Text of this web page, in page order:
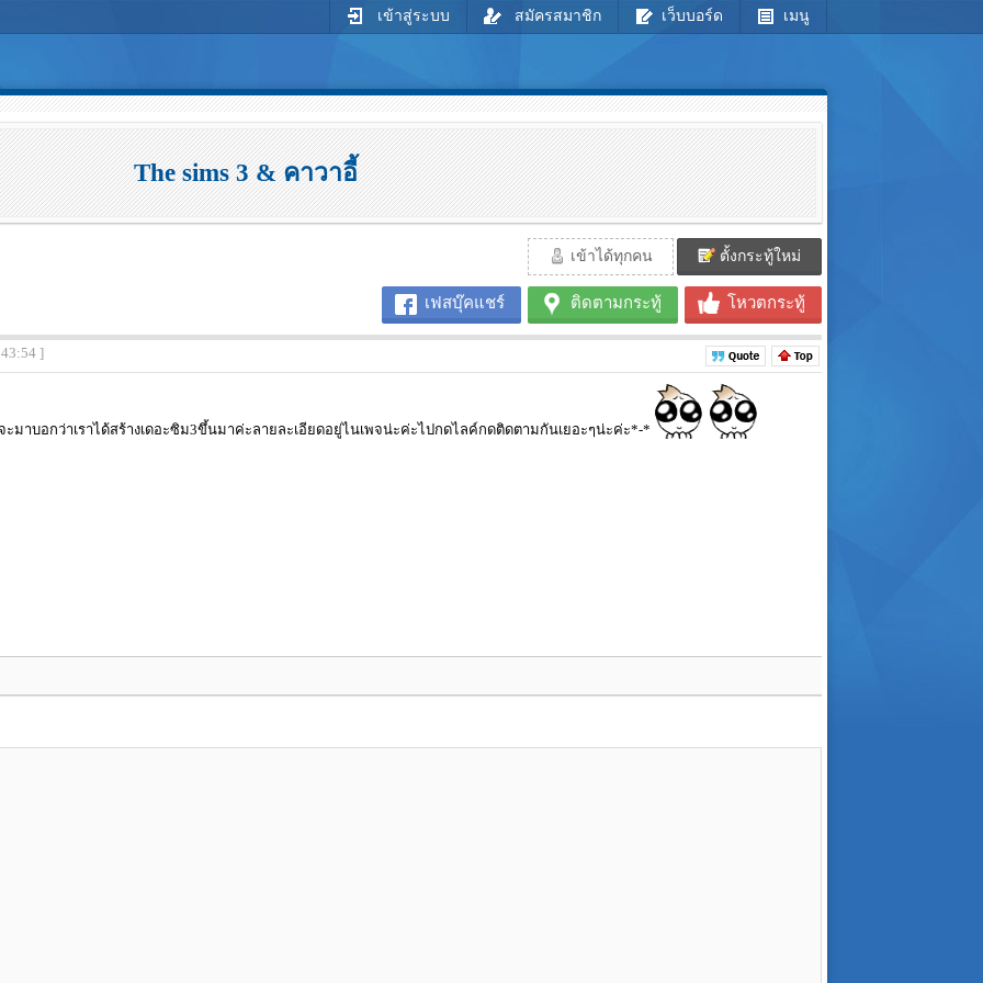
เข้าสู่ระบบ สมัครสมาชิก เว็บบอร์ด เมนู
The sims 3 & คาวาอี้
เข้าได้ทุกคน ตั้งกระทู้ใหม่
เฟสบุ๊คแชร์ ติดตามกระทู้ โหวตกระทู้
]
มาบอกว่าเราได้สร้างเดอะซิม3ขึ้นมาค่ะลายละเอียดอยู่ไนเพจน่ะค่ะไปกดไลค์กดติดตามกันเยอะๆน่ะค่ะ*-*